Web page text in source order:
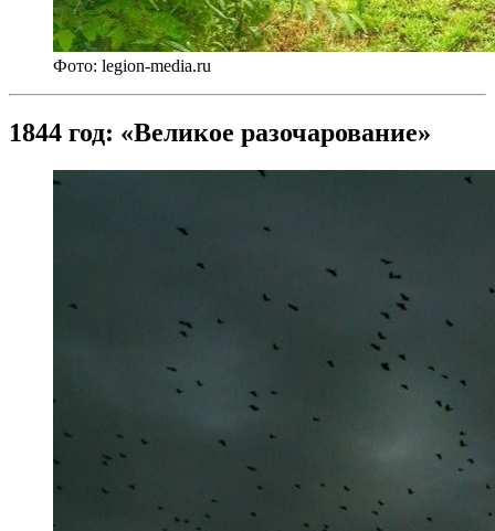
Фото: legion-media.ru
1844 год: «Великое разочарование»